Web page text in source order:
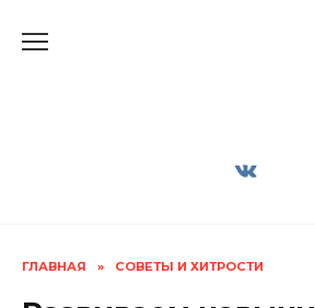
ГЛАВНАЯ » СОВЕТЫ И ХИТРОСТИ